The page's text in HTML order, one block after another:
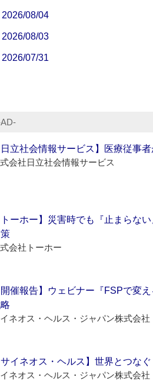
08/04
08/03
07/31
日立社会情報サービス】医療従事
会社日立社会情報サービス
トーホー】災害時でも『止まらな
会社トーホー
開催報告】ウェビナー『FSPで変
ネオス・ヘルス・ジャパン株式会社
サイネオス・ヘルス】世界とつな
ネオス・ヘルス・ジャパン株式会社